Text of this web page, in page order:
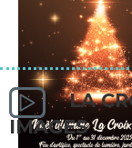
PISCINE MUNICIPALE
LA
IMAGES